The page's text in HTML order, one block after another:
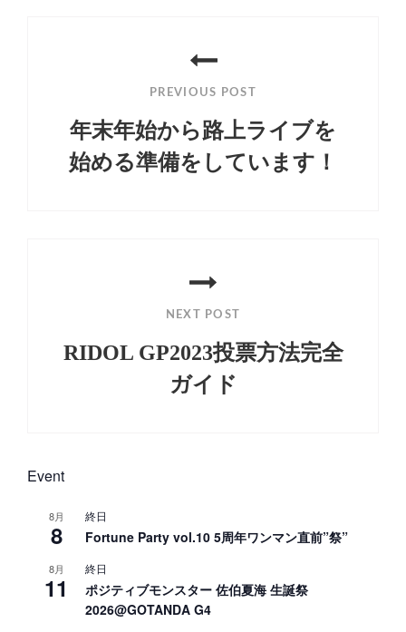
PREVIOUS POST
年末年始から路上ライブを
始める準備をしています！
NEXT POST
RIDOL GP2023投票方法完全
ガイド
Event
8月
8
終日
Fortune Party vol.10 5周年ワンマン直前”祭”
8月
11
終日
ポジティブモンスター 佐伯夏海 生誕祭
2026@GOTANDA G4